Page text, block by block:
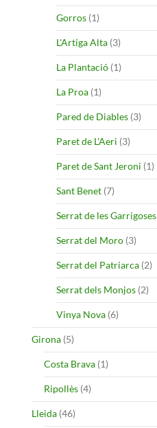
Gorros (1)
L'Artiga Alta (3)
La Plantació (1)
La Proa (1)
Pared de Diables (3)
Paret de L'Aeri (3)
Paret de Sant Jeroni (1)
Sant Benet (7)
Serrat de les Garrigoses
Serrat del Moro (3)
Serrat del Patriarca (2)
Serrat dels Monjos (2)
Vinya Nova (6)
Girona (5)
Costa Brava (1)
Ripollès (4)
Lleida (46)